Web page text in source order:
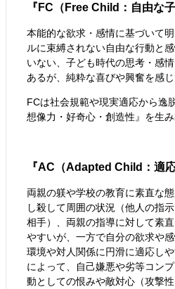
『FC（Free Child：自由な子
本能的な欲求・感情に基づいて
ルに束縛されない自由な行動と
いない、子ども時代の思考・感
あるが、純粋な喜びや興奮を感
FCは社会規範や現実適応から逸
想像力・好奇心・創造性』を生
『AC（Adapted Child：適応
両親の躾や学校の教育に素直な
し殺して周囲の状況（他人の指
相手）、両親の指導に対して素
やすいが、一方で自分の欲求や
環境や対人関係に円滑に適応し
によって、自己嫌悪や劣等コン
動としての恨みや敵対心（攻撃